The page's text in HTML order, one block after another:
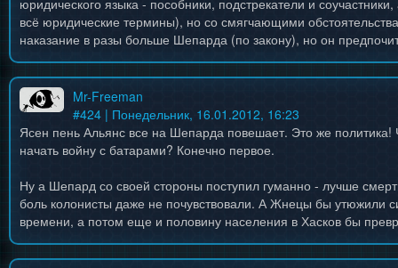
юридического языка - пособники, подстрекатели и
всё юридические термины), но со смягчающими
наказание в разы больше Шепарда (по закону), но он
Mr-Freeman
#424 | Понедельник, 16.01.2012, 16:23
Ясен пень Альянс все на Шепарда повешает. Это же политика!
начать войну с батарами? Конечно первое.
Ну а Шепард со своей стороны поступил гуманно - лучше
боль колонисты даже не почувствовали. А Жнецы бы утюжили
времени, а потом еще и половину населения в Хасков бы